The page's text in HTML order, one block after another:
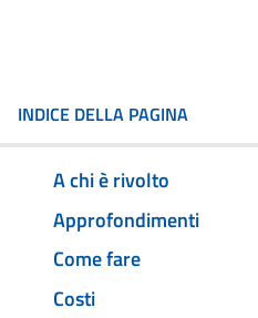
INDICE DELLA PAGINA
A chi è rivolto
Approfondimenti
Come fare
Costi